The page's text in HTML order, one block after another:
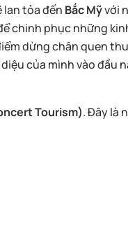
lan tỏa đến Bắc Mỹvới
chinh phục những
dừng chân quen
của mình vào đầu
Tourism). Đây là